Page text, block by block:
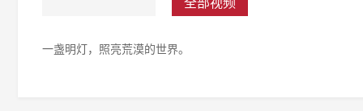
一盏明灯，照亮荒漠的世界。